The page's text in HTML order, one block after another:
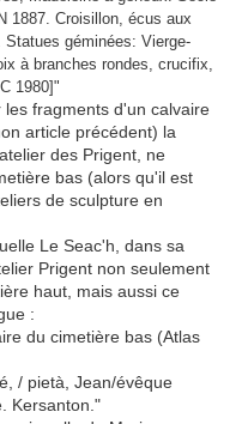
1887. Croisillon, écus aux
géminées: Vierge-
à branches rondes, crucifix,
1980]"
fragments d'un calvaire
article précédent) la
des Prigent, ne
bas (alors qu'il est
de sculpture en
Le Seac'h, dans sa
Prigent non seulement
haut, mais aussi ce
:
du cimetière bas (Atlas
/ pietà, Jean/évêque
Kersanton."